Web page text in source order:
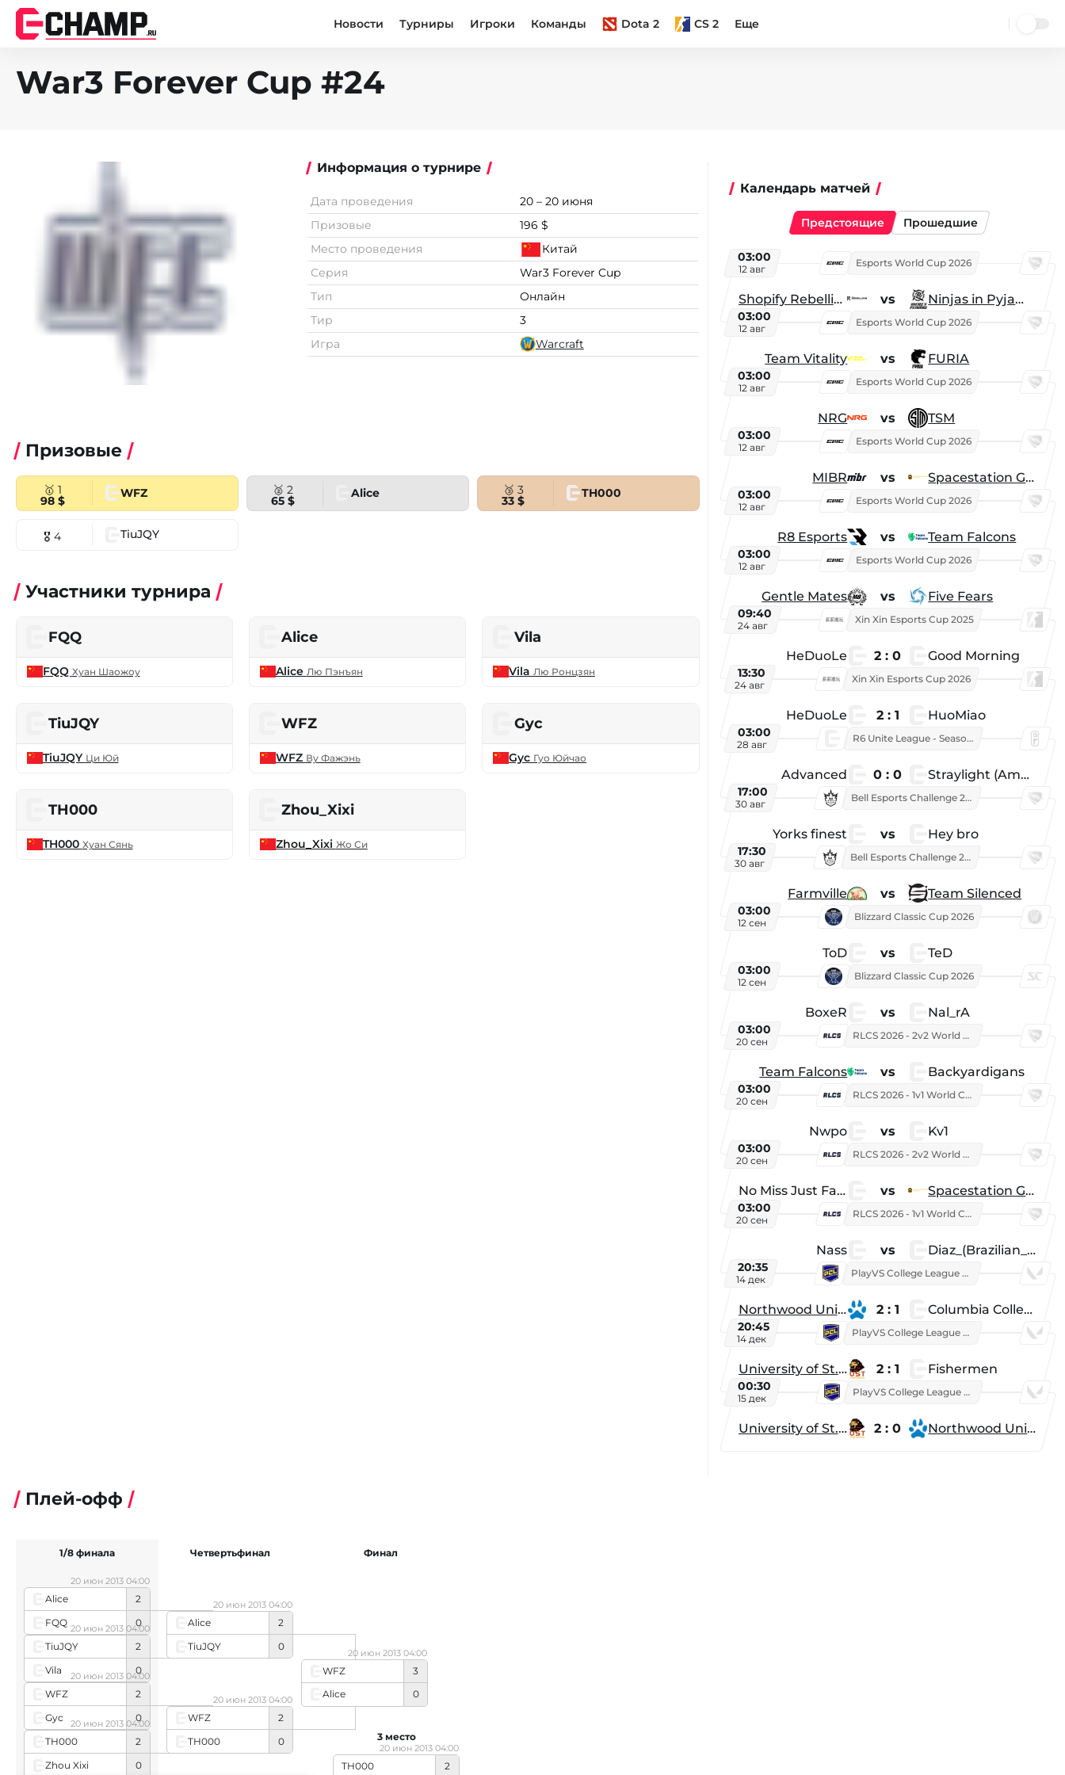
Новости Турниры Игроки Команды Dota 2 CS 2 Еще
War3 Forever Cup #24
Информация о турнире
Дата проведения
20 – 20 июня
Призовые
196 $
Место проведения
Китай
Серия
War3 Forever Cup
Тип
Онлайн
Тир
3
Игра
Warcraft
Призовые
🥇 1
98 $
WFZ 🥈 2
65 $
Alice 🥉 3
33 $
TH000
🎖 4 TiuJQY
Участники турнира
FQQ
FQQ Хуан Шаожоу
Alice
Alice Лю Пэнъян
Vila
Vila Лю Ронцзян
TiuJQY
TiuJQY Ци Юй
WFZ
WFZ Ву Фажэнь
Gyc
Gyc Гуо Юйчао
TH000
TH000 Хуан Сянь
Zhou_Xixi
Zhou_Xixi Жо Си
Календарь матчей
Предстоящие Прошедшие
03:00
12 авг
Esports World Cup 2026
Shopify Rebellion vs Ninjas in Pyjamas
03:00
12 авг
Esports World Cup 2026
Team Vitality vs FURIA
03:00
12 авг
Esports World Cup 2026
NRG vs TSM
03:00
12 авг
Esports World Cup 2026
MIBR vs Spacestation Gaming
03:00
12 авг
Esports World Cup 2026
R8 Esports vs Team Falcons
03:00
12 авг
Esports World Cup 2026
Gentle Mates vs Five Fears
09:40
24 авг
Xin Xin Esports Cup 2025
HeDuoLe 2 : 0 Good Morning
13:30
24 авг
Xin Xin Esports Cup 2026
HeDuoLe 2 : 1 HuoMiao
03:00
28 авг
R6 Unite League - Season 1
Advanced 0 : 0 Straylight (American team)
17:00
30 авг
Bell Esports Challenge 2026
Yorks finest vs Hey bro
17:30
30 авг
Bell Esports Challenge 2026
Farmville vs Team Silenced
03:00
12 сен
Blizzard Classic Cup 2026
ToD vs TeD
03:00
12 сен
Blizzard Classic Cup 2026
BoxeR vs Nal_rA
03:00
20 сен
RLCS 2026 - 2v2 World Championship
Team Falcons vs Backyardigans
03:00
20 сен
RLCS 2026 - 1v1 World Championship
Nwpo vs Kv1
03:00
20 сен
RLCS 2026 - 2v2 World Championship
No Miss Just Fake vs Spacestation Gaming
03:00
20 сен
RLCS 2026 - 1v1 World Championship
Nass vs Diaz_(Brazilian_Player)
20:35
14 дек
PlayVS College League 2025: Fall
Northwood University 2 : 1 Columbia College
20:45
14 дек
PlayVS College League 2025: Fall
University of St. Thomas 2 : 1 Fishermen
00:30
15 дек
PlayVS College League 2025: Fall
University of St. Thomas 2 : 0 Northwood University
Плей-офф
Alice
2
FQQ
0
20 июн 2013 04:00
TiuJQY
2
Vila
0
20 июн 2013 04:00
WFZ
2
Gyc
0
20 июн 2013 04:00
TH000
2
Zhou Xixi
0
20 июн 2013 04:00
1/8 финала
Alice
2
TiuJQY
0
20 июн 2013 04:00
WFZ
2
TH000
0
20 июн 2013 04:00
Четвертьфинал
WFZ
3
Alice
0
20 июн 2013 04:00
Финал
TH000
2
20 июн 2013 04:00
3 место